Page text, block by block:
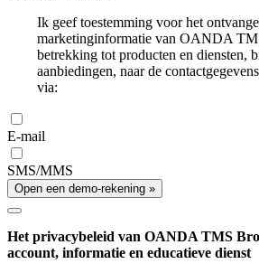
Ik geef toestemming voor het
marketinginformatie van OANDA
betrekking tot producten en diensten,
aanbiedingen, naar de
via:
E-mail
SMS/MMS
Open een demo-rekening »
Het privacybeleid van OANDA TMS
account, informatie en educatieve dienst